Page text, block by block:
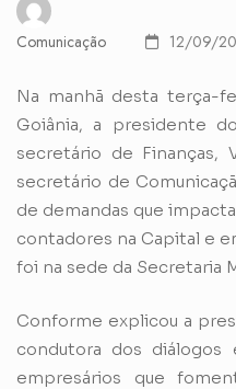
Comunicação 12/09/
Na manhã desta terça-
Goiânia, a presidente
secretário de Finanças,
secretário de
de demandas que
contadores na Capital e
foi na sede da Secretaria
Conforme explicou a
condutora dos diálogos
empresários que